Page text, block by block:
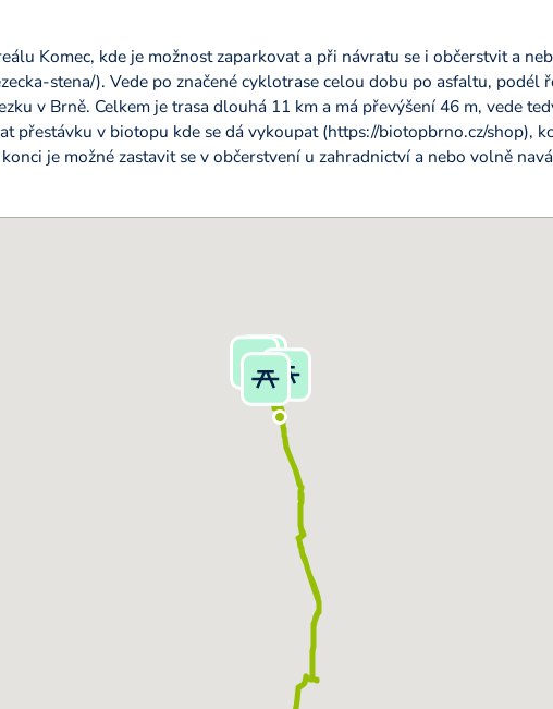
Komec, kde je možnost zaparkovat a při návratu se i občerstvit a
stena/). Vede po značené cyklotrase celou dobu po asfaltu, podél
v Brně. Celkem je trasa dlouhá 11 km a má převýšení 46 m, vede
přestávku v biotopu kde se dá vykoupat (https://biotopbrno.cz/shop),
je možné zastavit se v občerstvení u zahradnictví a nebo volně